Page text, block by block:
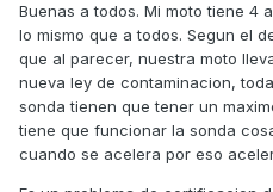
Buenas a todos. Mi moto tiene 4
lo mismo que a todos. Segun el
que al parecer, nuestra moto
nueva ley de contaminacion,
sonda tienen que tener un
tiene que funcionar la sonda
cuando se acelera por eso